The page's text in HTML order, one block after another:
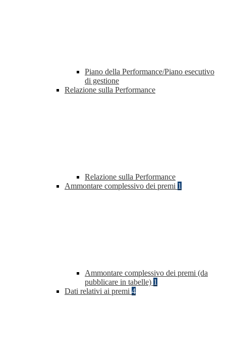
Piano della Performance/Piano esecutivo
di gestione
Relazione sulla Performance
Relazione sulla Performance
Ammontare complessivo dei premi 1
Ammontare complessivo dei premi (da
pubblicare in tabelle) 1
Dati relativi ai premi 4